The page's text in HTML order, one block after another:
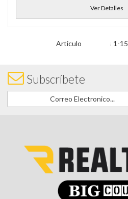
Ver Detalles
Items 1 -15
Subscríbete